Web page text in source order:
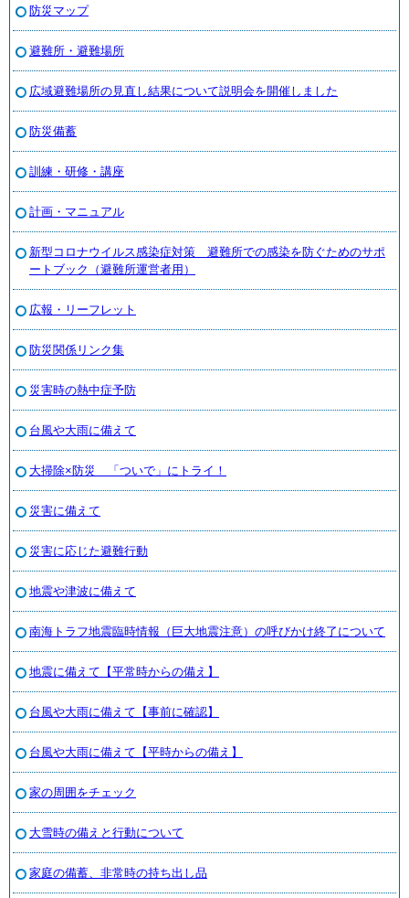
防災マップ
避難所・避難場所
広域避難場所の見直し結果について説明会を開催しました
防災備蓄
訓練・研修・講座
計画・マニュアル
新型コロナウイルス感染症対策 避難所での感染を防ぐためのサポ
ートブック（避難所運営者用）
広報・リーフレット
防災関係リンク集
災害時の熱中症予防
台風や大雨に備えて
大掃除×防災 「ついで」にトライ！
災害に備えて
災害に応じた避難行動
地震や津波に備えて
南海トラフ地震臨時情報（巨大地震注意）の呼びかけ終了について
地震に備えて【平常時からの備え】
台風や大雨に備えて【事前に確認】
台風や大雨に備えて【平時からの備え】
家の周囲をチェック
大雪時の備えと行動について
家庭の備蓄、非常時の持ち出し品